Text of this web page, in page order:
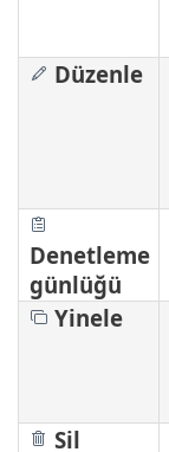
Düzenle
Denetleme
günlüğü
Yinele
Sil